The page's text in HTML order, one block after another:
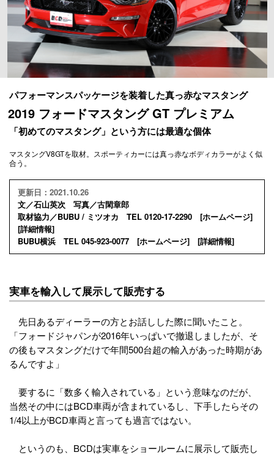
パフォーマンスパッケージを装着した真っ赤なマスタング
2019 フォードマスタング GT プレミアム
「初めてのマスタング」という方には最適な個体
マスタングV8GTを取材。スポーティカーには真っ赤なボディカラーがよく似
合う。
更新日：2021.10.26
文／石山英次 写真／古閑章郎
取材協力／BUBU / ミツオカ TEL 0120-17-2290 [ホームページ]
[詳細情報]
BUBU横浜 TEL 045-923-0077 [ホームページ] [詳細情報]
実車を輸入して展示して販売する
先日あるディーラーの方とお話しした際に聞いたこと。
「フォードジャパンが2016年いっぱいで撤退しましたが、そ
の後もマスタングだけで年間500台超の輸入があった時期があ
るんですよ」
要するに「数多く輸入されている」という意味なのだが、
当然その中にはBCD車両が含まれているし、下手したらその
1/4以上がBCD車両と言っても過言ではない。
というのも、BCDは実車をショールームに展示して販売し